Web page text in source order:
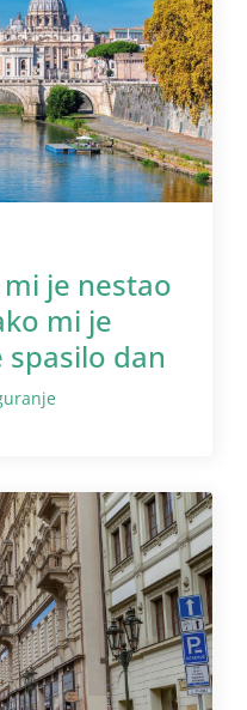
je nestao
mi je
dan